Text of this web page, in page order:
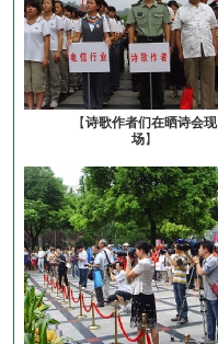
【诗歌作者们在晒诗会现
场】